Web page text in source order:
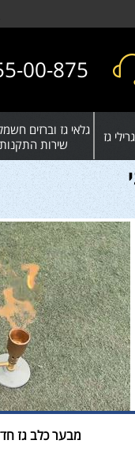
00-875
גז
גלאי גז וברזים
שירות התקנות
מבער כלב גז חד